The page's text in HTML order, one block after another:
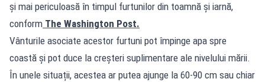
și mai periculoasă în timpul furtunilor din toamnă și iarnă,
conform The Washington Post.
Vânturile asociate acestor furtuni pot împinge apa spre
coastă și pot duce la creșteri suplimentare ale nivelului mării.
În unele situații, acestea ar putea ajunge la 60-90 cm sau chiar